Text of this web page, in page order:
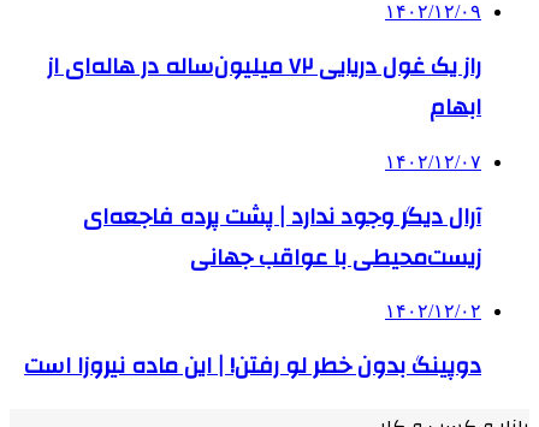
۱۴۰۲/۱۲/۰۹
راز یک غول دریایی ۷۲ میلیون‌ساله در هاله‌ای از
ابهام
۱۴۰۲/۱۲/۰۷
آرال دیگر وجود ندارد | پشت پرده فاجعه‌ای
زیست‌محیطی با عواقب جهانی
۱۴۰۲/۱۲/۰۲
دوپینگ بدون خطر لو رفتن! | این ماده نیروزا است